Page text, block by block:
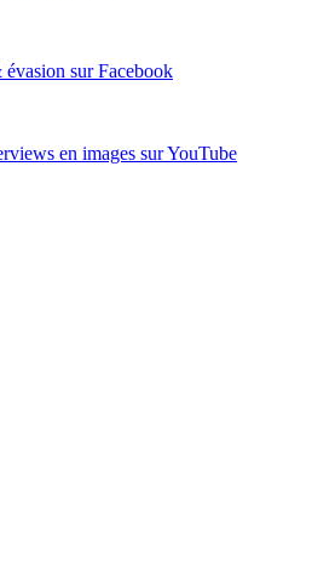
évasion surFacebook
en images surYouTube